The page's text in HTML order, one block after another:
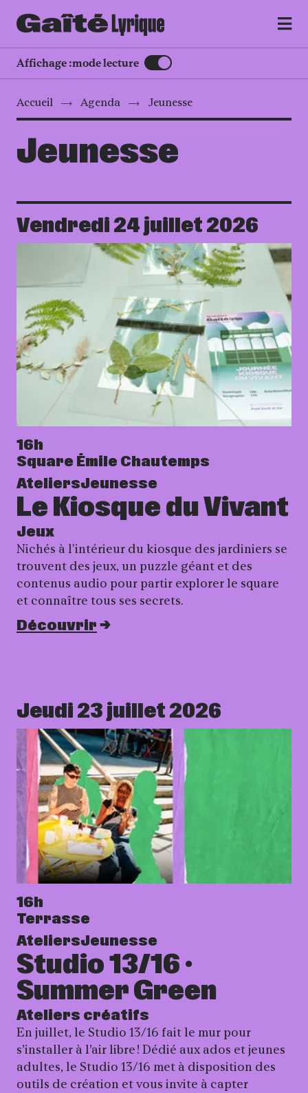
MENU
Affichage :mode lecture
Accueil Agenda Jeunesse
Jeunesse
Vendredi 24 juillet 2026
Le Kiosque du Vivant
Jeux
16h
Square Émile Chautemps
Nichés à l'intérieur du kiosque des jardiniers se
trouvent des jeux, un puzzle géant et des
contenus audio pour partir explorer le square
et connaître tous ses secrets.
AteliersJeunesse
Découvrir
Jeudi 23 juillet 2026
Studio 13/16 ·
Summer Green
Ateliers créatifs
16h
Terrasse
En juillet, le Studio 13/16 fait le mur pour
s’installer à l’air libre ! Dédié aux ados et jeunes
adultes, le Studio 13/16 met à disposition des
outils de création et vous invite à capter
AteliersJeunesse